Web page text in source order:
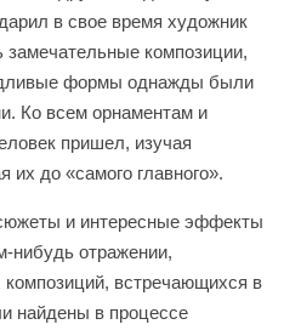
в свое время художник
замечательные композиции,
формы однажды были
Ко всем орнаментам и
пришел, изучая
до «самого главного».
и интересные эффекты
нибудь отражении,
встречающихся в
найдены в процессе